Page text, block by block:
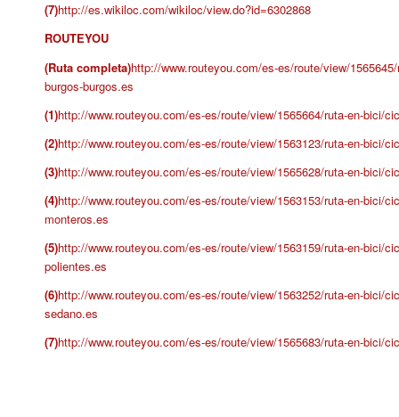
(7)http://es.wikiloc.com/wikiloc/view.do?id=6302868
ROUTEYOU
(Ruta completa)http://www.routeyou.com/es-es/route/view/
burgos-burgos.es
(1)http://www.routeyou.com/es-es/route/view/1565664/ruta-en-bici/
(2)http://www.routeyou.com/es-es/route/view/1563123/ruta-en-bici/
(3)http://www.routeyou.com/es-es/route/view/1565628/ruta-en-bici/
(4)http://www.routeyou.com/es-es/route/view/1563153/ruta-en-bici/
monteros.es
(5)http://www.routeyou.com/es-es/route/view/1563159/ruta-en-bici/
polientes.es
(6)http://www.routeyou.com/es-es/route/view/1563252/ruta-en-bici/
sedano.es
(7)http://www.routeyou.com/es-es/route/view/1565683/ruta-en-bici/